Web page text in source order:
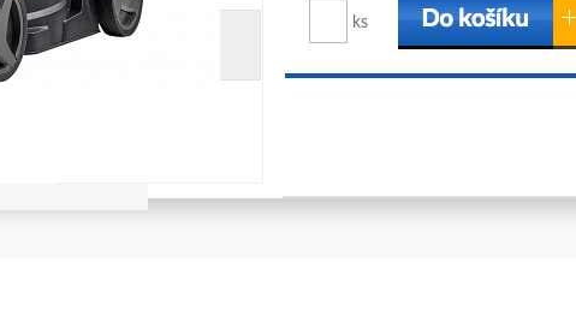
ks
pridať k porovnaniu